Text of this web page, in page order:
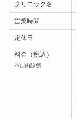
クリニック名
営業時間
定休日
料金（税込）
※自由診療